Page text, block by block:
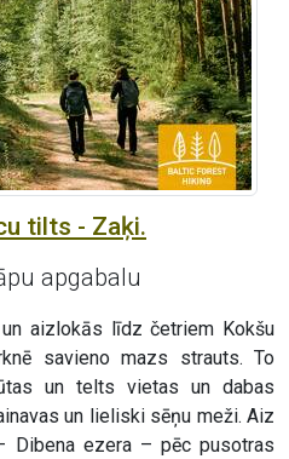
tilts - Zaķi.
apgabalu
aizlokās līdz četriem Kokšu
savieno mazs strauts. To
un telts vietas un dabas
un lieliski sēņu meži. Aiz
Dibena ezera – pēc pusotras